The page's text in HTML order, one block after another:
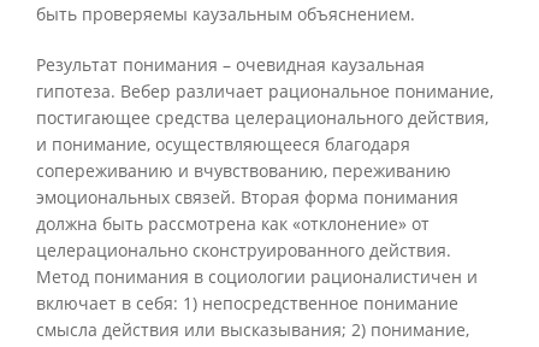
быть проверяемы каузальным объяснением.
Результат понимания – очевидная каузальная
гипотеза. Вебер различает рациональное понимание,
постигающее средства целерационального действия,
и понимание, осуществляющееся благодаря
сопереживанию и вчувствованию, переживанию
эмоциональных связей. Вторая форма понимания
должна быть рассмотрена как «отклонение» от
целерационально сконструированного действия.
Метод понимания в социологии рационалистичен и
включает в себя: 1) непосредственное понимание
смысла действия или высказывания; 2) понимание,